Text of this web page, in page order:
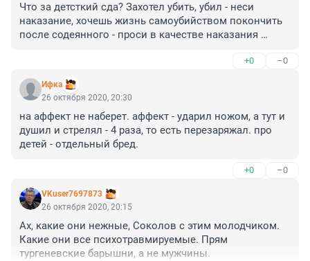
Что за детсткий сда? Захотел убить, убил - неси
наказание, хочешь жизнь самоубийством покончить
после содеянного - проси в качестве наказания
пытаться сократить. На всех судебных заседяниях
адвокаты Соколова обвиняют сторону обвинения и
судью (все женщины, заметьте), предъявляют
претензии, просят заносить бесчисленные замечания
в протокол, короче готовят к тому, чтобы в итоге те
сжалились над подсудимым, женщины они же
жалостливые, все простят, все поймут... бред какой-
+0 –0
Ифка
26 октября 2020, 20:30
на аффект не наберет. аффект - ударил ножом, а тут и
душил и стрелял - 4 раза, то есть перезаряжал. про
детей - отдельный бред.
+0 –0
VKuser7697873
26 октября 2020, 20:15
Ах, какие они нежные, Соколов с этим молодчиком.
Какие они все психотравмируемые. Прям
тургеневские барышни, а не мужчины.